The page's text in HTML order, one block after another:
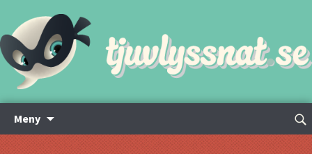
Meny
innehåll
Sök